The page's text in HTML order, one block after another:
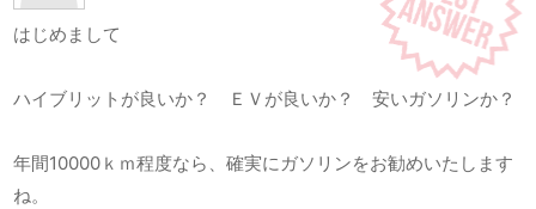
はじめまして
ハイブリットが良いか？ ＥＶが良いか？ 安いガソリンか？
年間10000ｋｍ程度なら、確実にガソリンをお勧めいたします
ね。